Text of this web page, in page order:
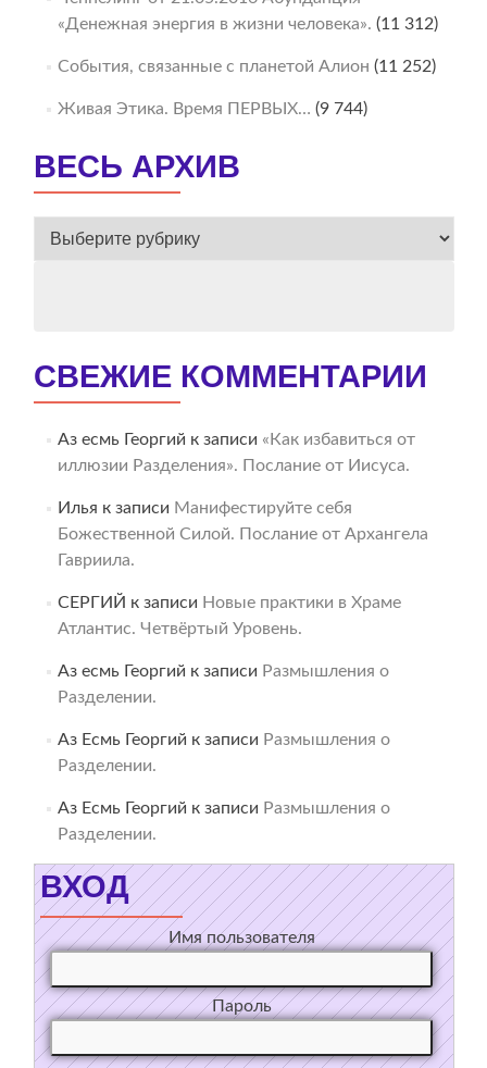
«Денежная энергия в жизни человека». (11 312)
События, связанные с планетой Алион (11 252)
Живая Этика. Время ПЕРВЫХ… (9 744)
ВЕСЬ АРХИВ
ВЕСЬ
СВЕЖИЕ КОММЕНТАРИИ
Аз есмь Георгий к записи «Как избавиться от
иллюзии Разделения». Послание от Иисуса.
Илья к записи Манифестируйте себя
Божественной Силой. Послание от Архангела
Гавриила.
СЕРГИЙ к записи Новые практики в Храме
Атлантис. Четвёртый Уровень.
Аз есмь Георгий к записи Размышления о
Разделении.
Аз Есмь Георгий к записи Размышления о
Разделении.
Аз Есмь Георгий к записи Размышления о
Разделении.
ВХОД
Имя пользователя
Пароль